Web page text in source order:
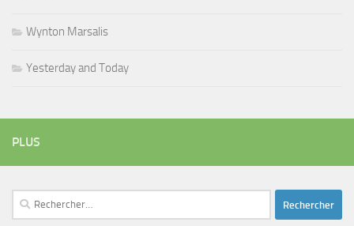
Wynton Marsalis
Yesterday and Today
PLUS
Rechercher :